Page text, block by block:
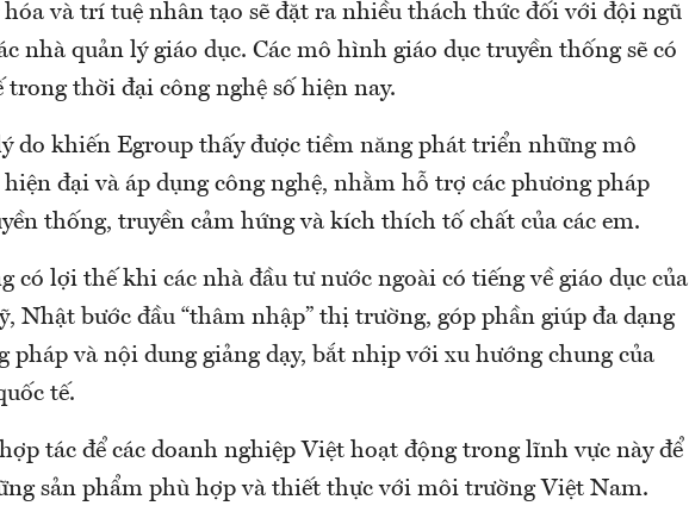
và trí tuệ nhân tạo sẽ đặt ra nhiều thách thức đối với đội ngũ
nhà quản lý giáo dục. Các mô hình giáo dục truyền thống sẽ có
trong thời đại công nghệ số hiện nay.
do khiến Egroup thấy được tiềm năng phát triển những mô
đại và áp dụng công nghệ, nhằm hỗ trợ các phương pháp
thống, truyền cảm hứng và kích thích tố chất của các em.
có lợi thế khi các nhà đầu tư nước ngoài có tiếng về giáo dục của
Nhật bước đầu “thâm nhập” thị trường, góp phần giúp đa dạng
pháp và nội dung giảng dạy, bắt nhịp với xu hướng chung của
tế.
tác để các doanh nghiệp Việt hoạt động trong lĩnh vực này để
sản phẩm phù hợp và thiết thực với môi trường Việt Nam.